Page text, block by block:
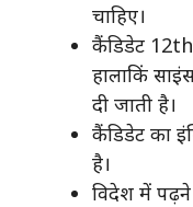
चाहिए।
कैंडिडेट 12th
हालाकिं
दी जाती है।
कैंडिडेट का
है।
विदेश में